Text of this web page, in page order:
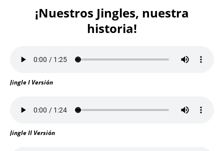
¡Nuestros Jingles, nuestra
historia!
Jingle I Versión
Jingle II Versión